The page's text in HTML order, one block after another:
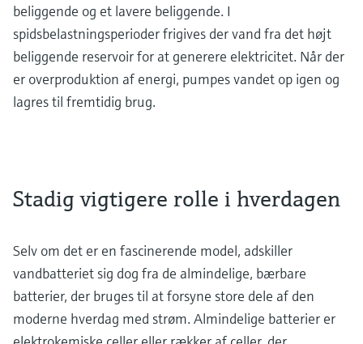
beliggende og et lavere beliggende. I
spidsbelastningsperioder frigives der vand fra det højt
beliggende reservoir for at generere elektricitet. Når der
er overproduktion af energi, pumpes vandet op igen og
lagres til fremtidig brug.
Stadig vigtigere rolle i hverdagen
Selv om det er en fascinerende model, adskiller
vandbatteriet sig dog fra de almindelige, bærbare
batterier, der bruges til at forsyne store dele af den
moderne hverdag med strøm. Almindelige batterier er